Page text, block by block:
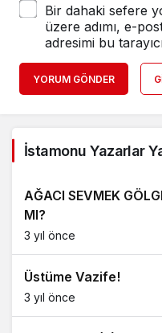
Bir dahaki sefere
üzere adımı, e-
adresimi bu
YORUM GÖNDER
İstamonu Yazarlar
AĞACI SEVMEK
MI?
3 yıl önce
Üstüme Vazife!
3 yıl önce